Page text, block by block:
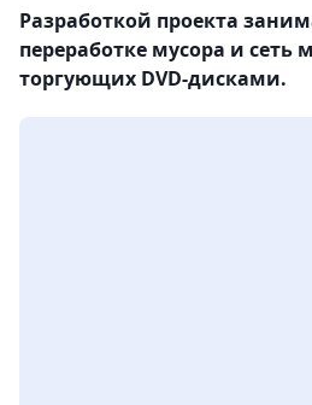
Разработкой проекта
переработке мусора и сеть
торгующих DVD-дисками.